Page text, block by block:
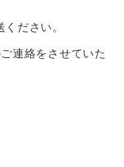
ださい。
連絡をさせていた